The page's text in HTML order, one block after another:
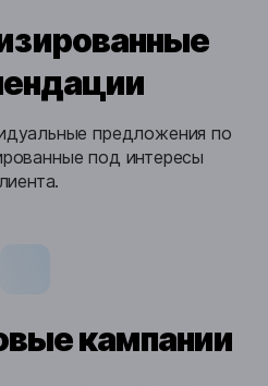
предложения по
под интересы
кампании